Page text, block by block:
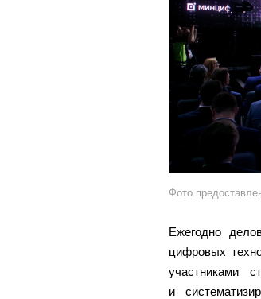
Фото
Ежегодно
цифровых
участниками
и